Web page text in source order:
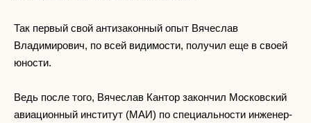
Так первый свой антизаконный опыт Вячеслав
Владимирович, по всей видимости, получил еще в своей
юности.
Ведь после того, Вячеслав Кантор закончил Московский
авиационный институт (МАИ) по специальности инженер-